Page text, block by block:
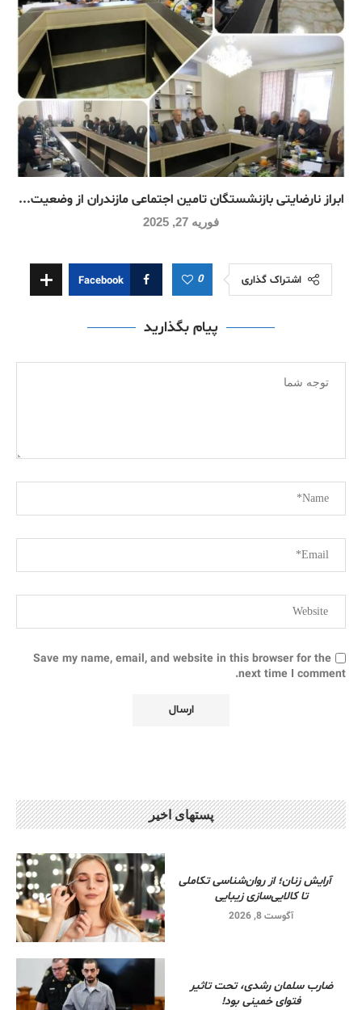
ابراز نارضایتی بازنشستگان تامین اجتماعی مازندران از وضعیت...
فوریه 27, 2025
اشتراک گذاری 0
Facebook
پیام بگذارید
Save my name, email, and website in this browser for the
next time I comment.
پستهای اخیر
آرایش زنان؛ از روان‌شناسی تکاملی
تا کالایی‌سازی زیبایی
آگوست 8, 2026
ضارب سلمان رشدی، تحت تاثیر
فتوای خمینی بود!